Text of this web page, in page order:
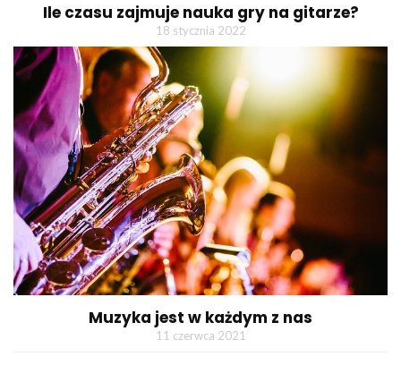
Ile czasu zajmuje nauka gry na gitarze?
18 stycznia 2022
Muzyka jest w każdym z nas
11 czerwca 2021